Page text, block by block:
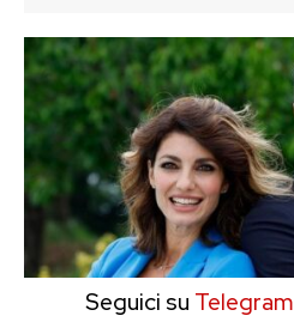
Seguici su Telegram